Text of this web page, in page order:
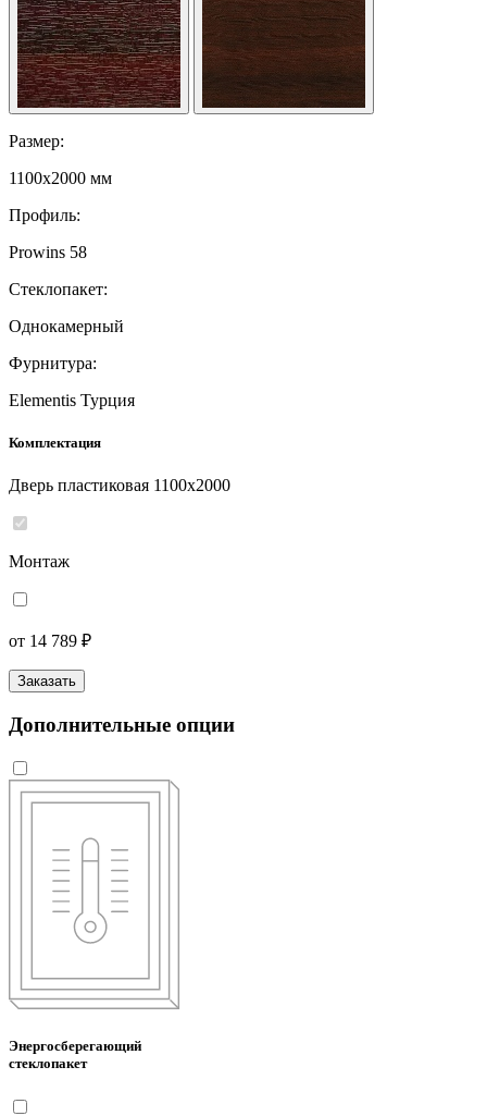
Размер:
1100x2000 мм
Профиль:
Prowins 58
Стеклопакет:
Однокамерный
Фурнитура:
Elementis Турция
Комплектация
Дверь пластиковая 1100x2000
Монтаж
от 14 789 ₽
Заказать
Дополнительные опции
Энергосберегающий
стеклопакет